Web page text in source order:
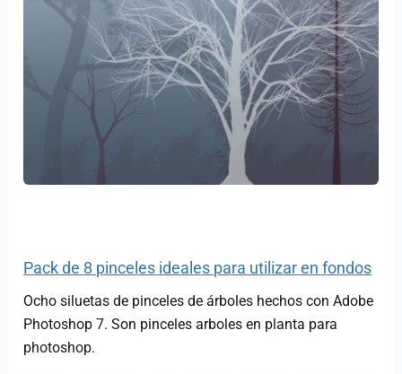
Pack de 8 pinceles ideales para utilizar en fondos
Ocho siluetas de pinceles de árboles hechos con Adobe
Photoshop 7. Son pinceles arboles en planta para
photoshop.